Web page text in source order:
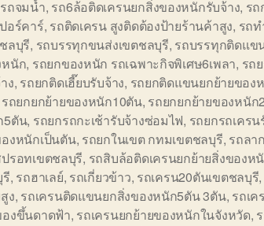
ถจมน้ำ, รถ6ล้อติดเครนยกสิ่งของหนักรับจ้าง, ร
อร์คาร์, รถติดเครน สูงติดต้องป้ายร้านค้าสูง, รถ
ลบุรี, รถบรรทุกขนส่งเขตชลบุรี, รถบรรทุกติดแข
นัก, รถยกของหนัก รถเฉพาะกิจพิเศษ6เพลา, รถ
ง, รถยกติดเฮี๊ยบรับจ้าง, รถยกติดแขนยกย้ายของ
รถยกยกย้ายของหนัก10ตัน, รถยกยกย้ายของหนัก
5ตัน, รถยกรถกะเช้ารับจ้างซ่อมไฟ, รถยกรถเคร
งหนักเป็นตัน, รถยกในเขต กทมเขตชลบุรี, รถลา
รอทเขตชลบุรี, รถสิบล้อติดเครนยกย้ายสิ่งของห
, รถฮาเลย์, รถเกี่ยวข้าว, รถเครน20ตันเขตชลบุรี,
ง, รถเครนติดแขนยกสิ่งของหนัก5ตัน 3ตัน, รถเ
งขึ้นดาดฟ้า, รถเครนยกย้ายของหนักในจังหวัด,